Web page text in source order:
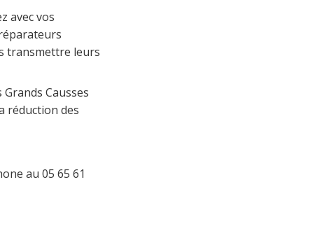
avec vos
transmettre leurs
Causses
réduction des
au 05 65 61